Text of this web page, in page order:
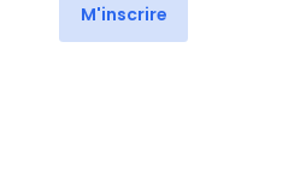
M'inscrire